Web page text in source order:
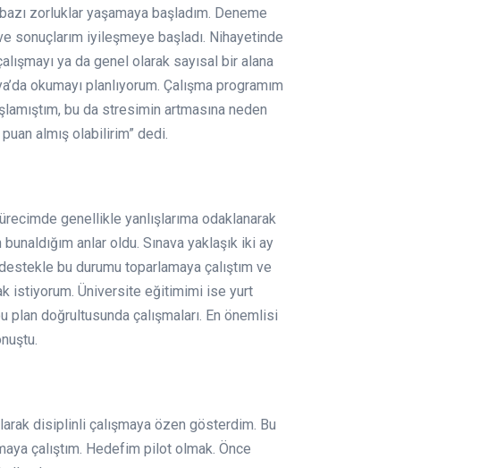
zorluklar yaşamaya başladım. Deneme
sonuçlarım iyileşmeye başladı. Nihayetinde
ya da genel olarak sayısal bir alana
okumayı planlıyorum. Çalışma programım
bu da stresimin artmasına neden
almış olabilirim” dedi.
genellikle yanlışlarıma odaklanarak
anlar oldu. Sınava yaklaşık iki ay
bu durumu toparlamaya çalıştım ve
istiyorum. Üniversite eğitimimi ise yurt
plan doğrultusunda çalışmaları. En önemlisi
disiplinli çalışmaya özen gösterdim. Bu
çalıştım. Hedefim pilot olmak. Önce